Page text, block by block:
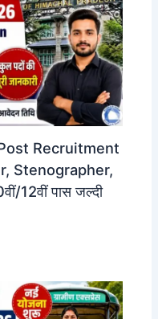
Recruitment
Stenographer,
12वीं पास जल्दी